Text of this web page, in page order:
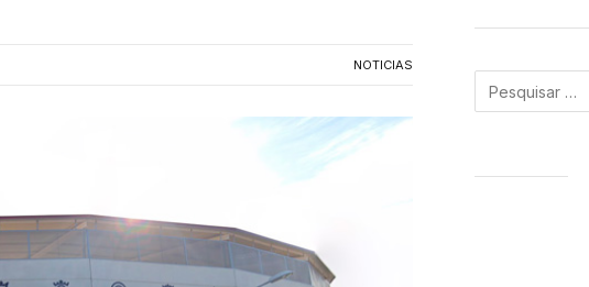
NOTICIAS